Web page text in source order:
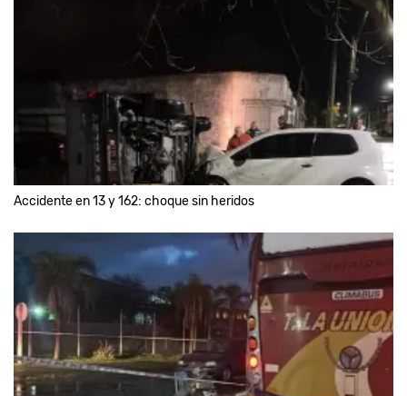
Accidente en 13 y 162: choque sin heridos